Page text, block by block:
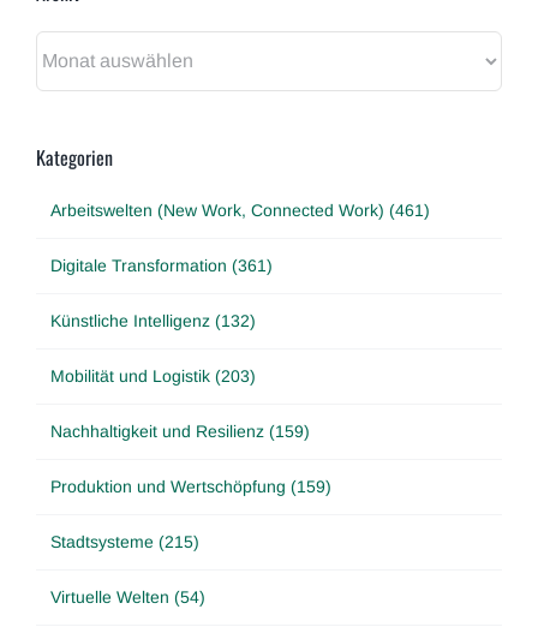
Kategorien
Arbeitswelten (New Work, Connected Work) (461)
Digitale Transformation (361)
Künstliche Intelligenz (132)
Mobilität und Logistik (203)
Nachhaltigkeit und Resilienz (159)
Produktion und Wertschöpfung (159)
Stadtsysteme (215)
Virtuelle Welten (54)